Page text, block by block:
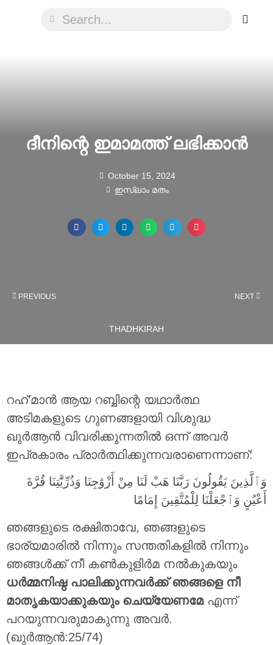
ദീനിന്റെ ഇമാമത്ത് ലഭിക്കാൻ
October 15, 2024
ഇസ്ലാം മതം
PREVIOUS NEXT
THADHKIRAH
റഹ്’മാന്‍ ആയ റബ്ബിന്റെ യഥാര്‍ത്ഥ
അടിമകളുടെ ഗുണങ്ങളായി വിശുദ്ധ
ഖുർആൻ വിവരിക്കുന്നതിൽ ഒന്ന് അവര്‍
ഇപ്രകാരം പ്രാര്‍ത്ഥിക്കുന്നവരാണെന്നാണ്:
وَٱلَّذِينَ يَقُولُونَ رَبَّنَا هَبْ لَنَا مِنْ أَزْوَٰجِنَا وَذُرِّيَّٰتِنَا قُرَّةَ
أَعْيُنٍ وَٱجْعَلْنَا لِلْمُتَّقِينَ إِمَامًا
ഞങ്ങളുടെ രക്ഷിതാവേ, ഞങ്ങളുടെ
ഭാര്യമാരില്‍ നിന്നും സന്തതികളില്‍ നിന്നും
ഞങ്ങള്‍ക്ക് നീ കണ്‍കുളിര്‍മ നല്‍കുകയും
ധര്‍മ്മനിഷ്ഠ പാലിക്കുന്നവര്‍ക്ക് ഞങ്ങളെ നീ
മാതൃകയാക്കുകയും ചെയ്യേണമേഎന്ന്
പറയുന്നവരുമാകുന്നു അവര്‍.
(ഖുർആൻ:25/74)